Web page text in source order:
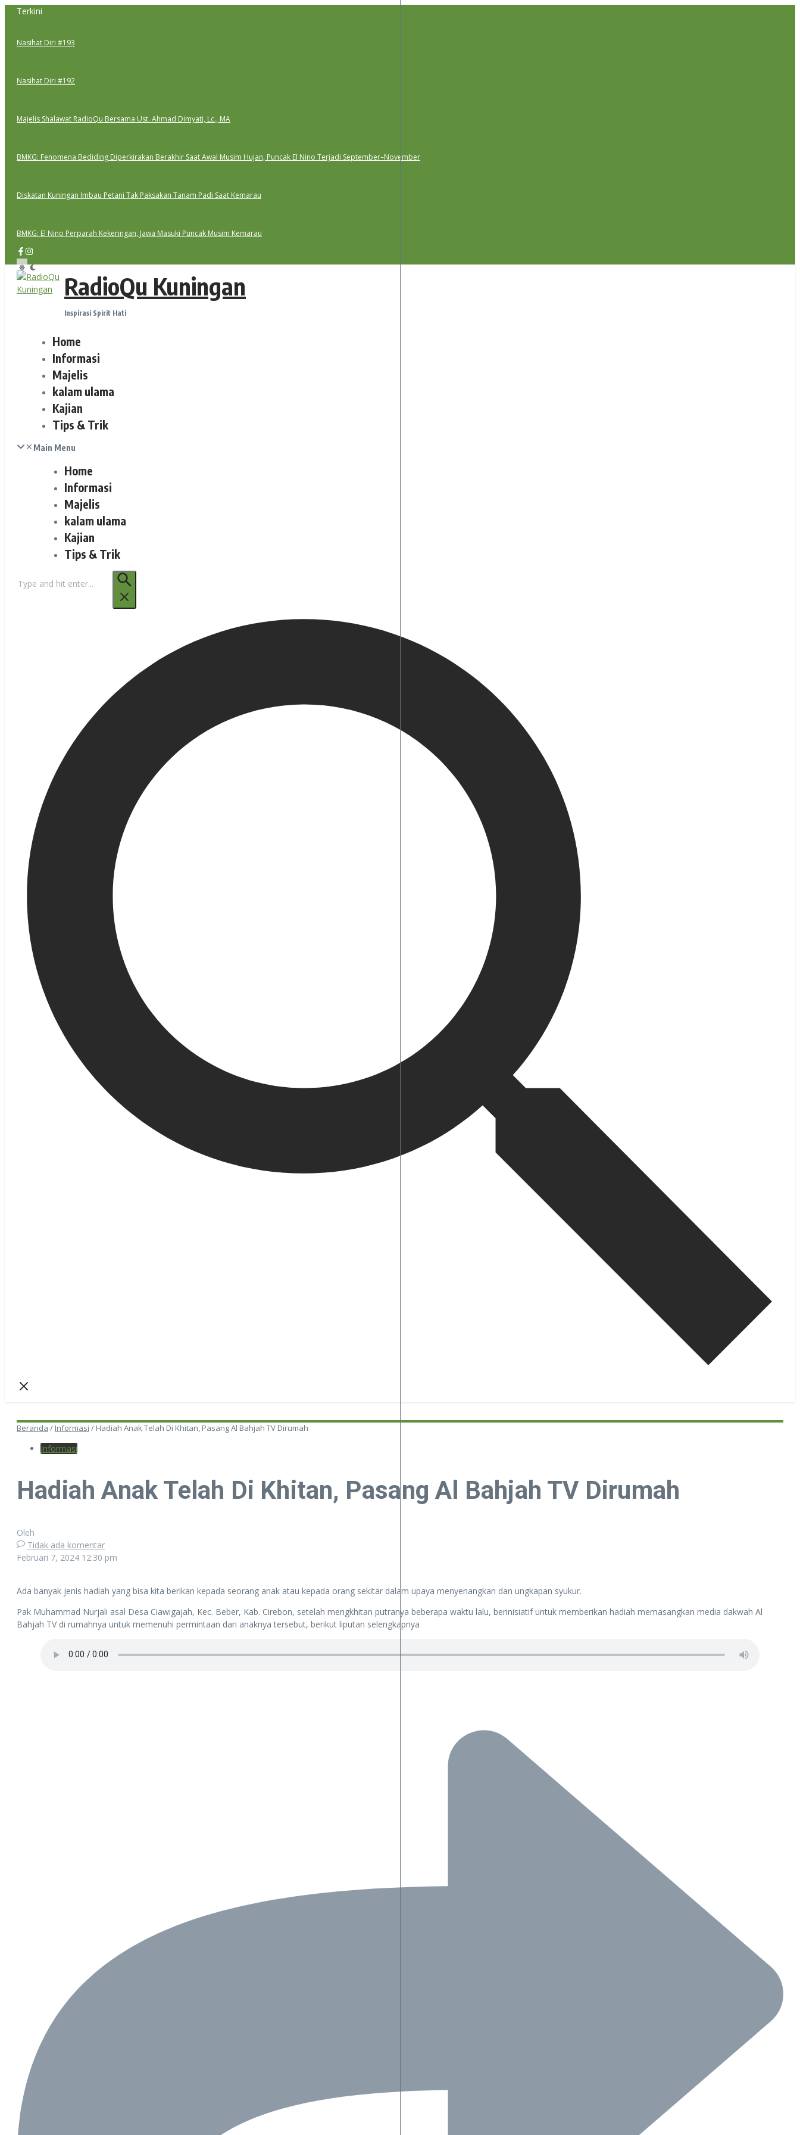
Lewati
Terkini
Nasihat Diri #193
Nasihat Diri #192
Majelis Shalawat RadioQu Bersama Ust. Ahmad Dimyati, Lc., MA
BMKG: Fenomena Bediding Diperkirakan Berakhir Saat Awal Musim Hujan, Puncak El Nino Terjadi September–November
Diskatan Kuningan Imbau Petani Tak Paksakan Tanam Padi Saat Kemarau
BMKG: El Nino Perparah Kekeringan, Jawa Masuki Puncak Musim Kemarau
RadioQu Kuningan
Inspirasi Spirit Hati
Home
Informasi
Majelis
kalam ulama
Kajian
Tips & Trik
Main Menu
Home
Informasi
Majelis
kalam ulama
Kajian
Tips & Trik
untuk:
Beranda / Informasi / Hadiah Anak Telah Di Khitan, Pasang Al Bahjah TV Dirumah
Informasi
Hadiah Anak Telah Di Khitan, Pasang Al Bahjah TV Dirumah
Oleh
Tidak ada komentar
Februari 7, 2024 12:30 pm
Ada banyak jenis hadiah yang bisa kita berikan kepada seorang anak atau kepada orang sekitar dalam upaya menyenangkan dan ungkapan syukur.
Pak Muhammad Nurjali asal Desa Ciawigajah, Kec. Beber, Kab. Cirebon, setelah mengkhitan putranya beberapa waktu lalu, berinisiatif untuk memberikan hadiah memasangkan media dakwah Al
Bahjah TV di rumahnya untuk memenuhi permintaan dari anaknya tersebut, berikut liputan selengkapnya